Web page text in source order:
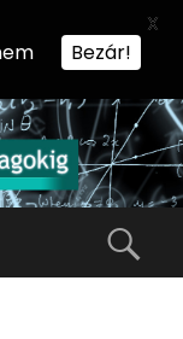
Bezár!
X